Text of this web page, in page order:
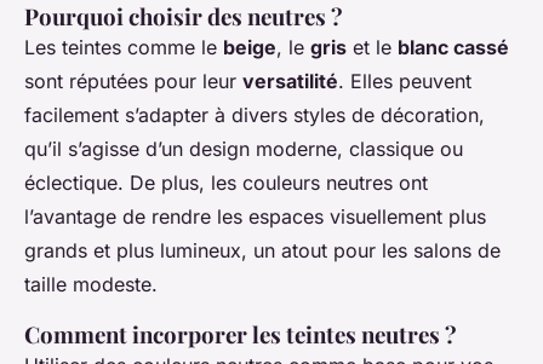
Pourquoi choisir des neutres ?
Les teintes comme le beige, le gris et le blanc cassé
sont réputées pour leur versatilité. Elles peuvent
facilement s’adapter à divers styles de décoration,
qu’il s’agisse d’un design moderne, classique ou
éclectique. De plus, les couleurs neutres ont
l’avantage de rendre les espaces visuellement plus
grands et plus lumineux, un atout pour les salons de
taille modeste.
Comment incorporer les teintes neutres ?